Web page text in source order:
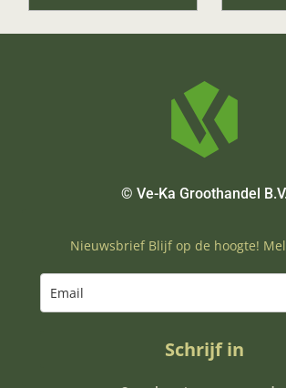
© Ve-Ka Groothandel B.V.
Nieuwsbrief Blijf op de hoogte!
Schrijf in